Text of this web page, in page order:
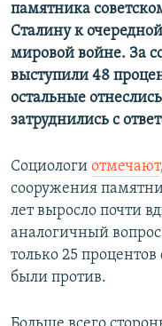
памятника
Сталину к
мировой войне. За
выступили 48
остальные
затруднились с
Социологи отмечают
сооружения
лет выросло почти
аналогичный
только 25
были против.